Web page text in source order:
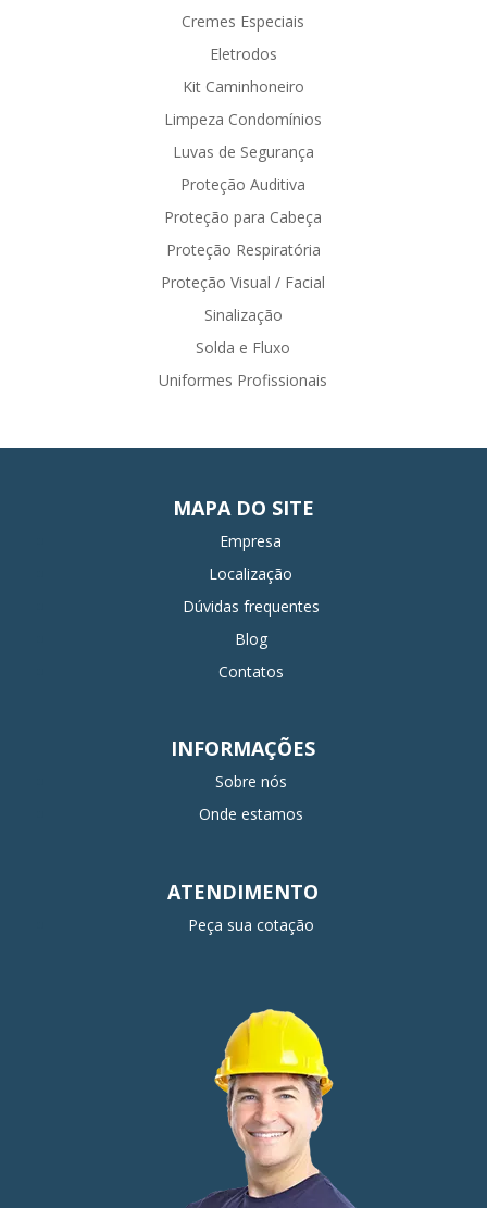
Cremes Especiais
Eletrodos
Kit Caminhoneiro
Limpeza Condomínios
Luvas de Segurança
Proteção Auditiva
Proteção para Cabeça
Proteção Respiratória
Proteção Visual / Facial
Sinalização
Solda e Fluxo
Uniformes Profissionais
MAPA DO SITE
Empresa
Localização
Dúvidas frequentes
Blog
Contatos
INFORMAÇÕES
Sobre nós
Onde estamos
ATENDIMENTO
Peça sua cotação